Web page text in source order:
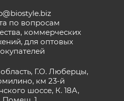
по вопросам
коммерческих
для оптовых
Г.О. Люберцы,
км 23-й
шоссе, К. 18А,